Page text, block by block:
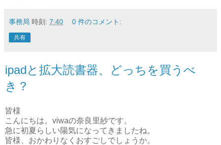
事務局 時刻: 7:40 0 件のコメント:
共有
ipadと拡大読書器、どっちを買うべ
き？
皆様
こんにちは。viwaの奈良里紗です。
急に初夏らしい陽気になってきましたね。
皆様、おかわりなくおすごしでしょうか。